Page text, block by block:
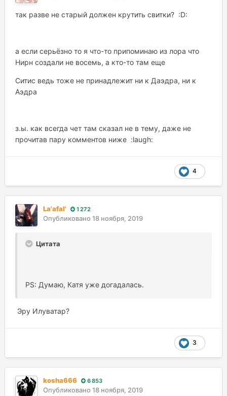
так разве не старый должен крутить свитки? :D:
а если серьёзно то я что-то припоминаю из лора что
Нирн создали не восемь, а кто-то там еще
Ситис ведь тоже не принадлежит ни к Даэдра, ни к
Аэдра
з.ы. как всегда чет там сказал не в тему, даже не
прочитав пару комментов ниже :laugh:
4
La'afal' 1 272
Опубликовано 18 ноября, 2019
Цитата
PS: Думаю, Катя уже догадалась.
Эру Илуватар?
3
kosha666 6 853
Опубликовано 18 ноября, 2019